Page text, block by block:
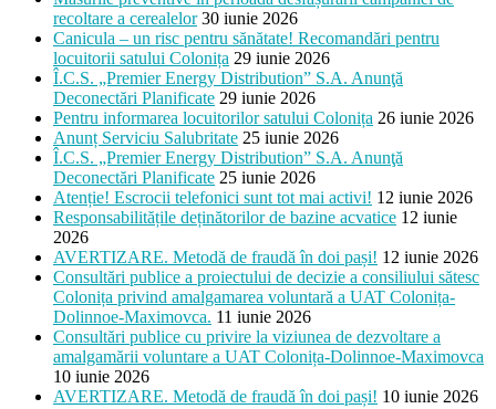
recoltare a cerealelor 30 iunie 2026
Canicula – un risc pentru sănătate! Recomandări pentru
locuitorii satului Colonița 29 iunie 2026
Î.C.S. „Premier Energy Distribution” S.A. Anunţă
Deconectări Planificate 29 iunie 2026
Pentru informarea locuitorilor satului Colonița 26 iunie 2026
Anunț Serviciu Salubritate 25 iunie 2026
Î.C.S. „Premier Energy Distribution” S.A. Anunţă
Deconectări Planificate 25 iunie 2026
Atenție! Escrocii telefonici sunt tot mai activi! 12 iunie 2026
Responsabilitățile deținătorilor de bazine acvatice 12 iunie
2026
AVERTIZARE. Metodă de fraudă în doi pași! 12 iunie 2026
Consultări publice a proiectului de decizie a consiliului sătesc
Colonița privind amalgamarea voluntară a UAT Colonița-
Dolinnoe-Maximovca. 11 iunie 2026
Consultări publice cu privire la viziunea de dezvoltare a
amalgamării voluntare a UAT Colonița-Dolinnoe-Maximovca
10 iunie 2026
AVERTIZARE. Metodă de fraudă în doi pași! 10 iunie 2026